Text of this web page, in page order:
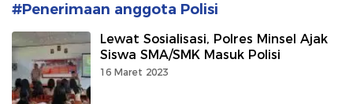
#Penerimaan anggota Polisi
Lewat Sosialisasi, Polres Minsel Ajak
Siswa SMA/SMK Masuk Polisi
16 Maret 2023